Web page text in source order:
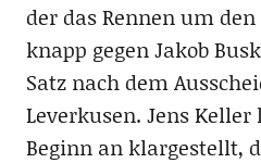
der das Rennen um
knapp gegen Jakob
Satz nach dem
Leverkusen. Jens
Beginn an klargestellt,